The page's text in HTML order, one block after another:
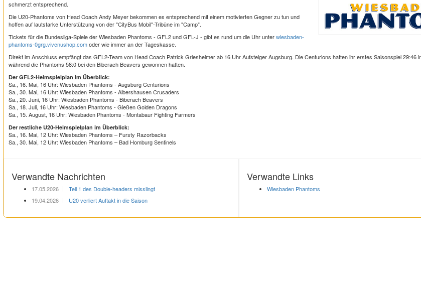
schmerzt entsprechend.
Die U20-Phantoms von Head Coach Andy Meyer bekommen es entsprechend mit einem motivierten Gegner zu tun und
hoffen auf lautstarke Unterstützung von der "CityBus Mobil"-Tribüne im "Camp".
Tickets für die Bundesliga-Spiele der Wiesbaden Phantoms - GFL2 und GFL-J - gibt es rund um die Uhr unterwiesbaden-
phantoms-0grg.vivenushop.comoder wie immer an der Tageskasse.
Direkt im Anschluss empfängt das GFL2-Team von Head Coach Patrick Griesheimer ab 16 Uhr Aufsteiger Augsburg. Die Centurions hatten ihr erstes Saisonspiel 29:46
während die Phantoms 58:0 bei den Biberach Beavers gewonnen hatten.
Der GFL2-Heimspielplan im Überblick:
Sa., 16. Mai, 16 Uhr: Wiesbaden Phantoms - Augsburg Centurions
Sa., 30. Mai, 16 Uhr: Wiesbaden Phantoms - Albershausen Crusaders
Sa., 20. Juni, 16 Uhr: Wiesbaden Phantoms - Biberach Beavers
Sa., 18. Juli, 16 Uhr: Wiesbaden Phantoms - Gießen Golden Dragons
Sa., 15. August, 16 Uhr: Wiesbaden Phantoms - Montabaur Fighting Farmers
Der restliche U20-Heimspielplan im Überblick:
Sa., 16. Mai, 12 Uhr: Wiesbaden Phantoms – Fursty Razorbacks
Sa., 30. Mai, 12 Uhr: Wiesbaden Phantoms – Bad Homburg Sentinels
Verwandte Nachrichten
17.05.2026
Teil 1 des Double-headers misslingt
19.04.2026
U20 verliert Auftakt in die Saison
Verwandte Links
Wiesbaden Phantoms